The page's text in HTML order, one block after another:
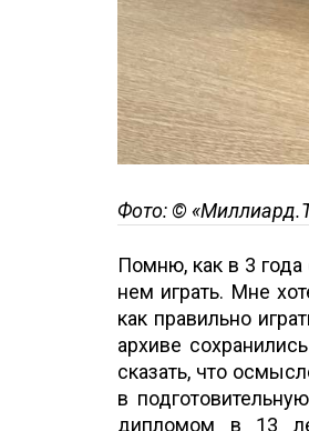
Фото: ©
Помню, как в 3 года
нем играть. Мне
как правильно
архиве
сказать, что
в
дипломом в 13